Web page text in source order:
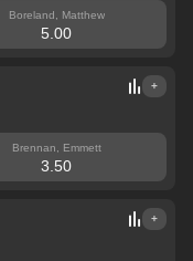
Boreland, Matthew
5.00
+
Brennan, Emmett
3.50
+